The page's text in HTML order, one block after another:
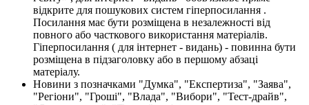
відкрите для пошукових систем гіперпосилання .
Посилання має бути розміщена в незалежності від
повного або часткового використання матеріалів.
Гіперпосилання ( для інтернет - видань) - повинна бути
розміщена в підзаголовку або в першому абзаці
матеріалу.
Новини з позначками "Думка", "Експертиза", "Заява",
"Регіони", "Гроші", "Влада", "Вибори", "Тест-драйв",